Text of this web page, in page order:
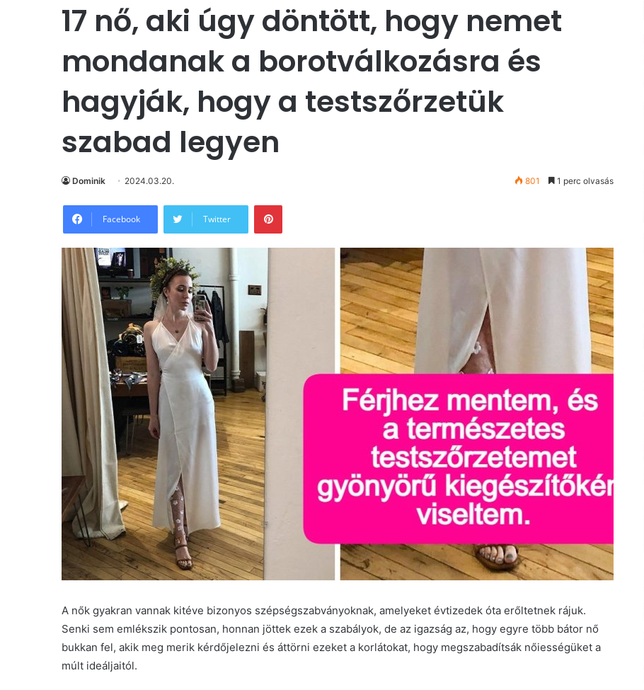
17 nő, aki úgy döntött, hogy nemet
mondanak a borotválkozásra és
hagyják, hogy a testszőrzetük
szabad legyen
Dominik 2024.03.20. 801 1 perc olvasás
Facebook Twitter
Pinterest
A nők gyakran vannak kitéve bizonyos szépségszabványoknak, amelyeket évtizedek óta erőltetnek rájuk.
Senki sem emlékszik pontosan, honnan jöttek ezek a szabályok, de az igazság az, hogy egyre több bátor nő
bukkan fel, akik meg merik kérdőjelezni és áttörni ezeket a korlátokat, hogy megszabadítsák nőiességüket a
múlt ideáljaitól.